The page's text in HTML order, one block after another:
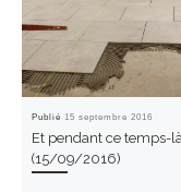
Publié 15 septembre 2016
Et pendant ce temps-là
(15/09/2016)